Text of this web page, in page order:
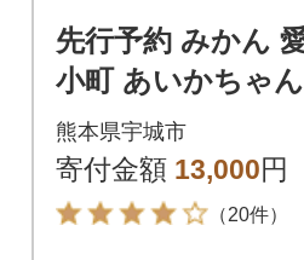
先行予約 みかん
小町 あいかちゃ
g
熊本県宇城市
寄付金額 13,000円
（20件）